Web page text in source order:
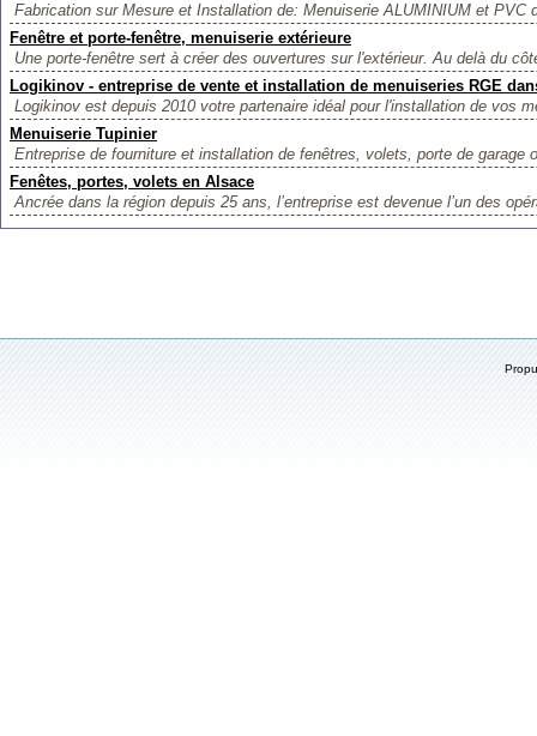
Fabrication sur Mesure et Installation de: Menuiserie ALUMINIUM et PVC
Fenêtre et porte-fenêtre, menuiserie extérieure
Une porte-fenêtre sert à créer des ouvertures sur l'extérieur. Au delà du
Logikinov - entreprise de vente et installation de menuiseries RGE
Logikinov est depuis 2010 votre partenaire idéal pour l'installation de vos
Menuiserie Tupinier
Entreprise de fourniture et installation de fenêtres, volets, porte de garage
Fenêtes, portes, volets en Alsace
Ancrée dans la région depuis 25 ans, l’entreprise est devenue l’un des